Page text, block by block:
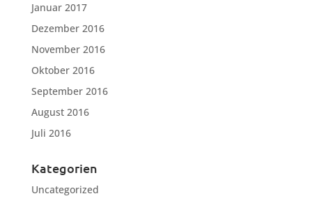
Januar 2017
Dezember 2016
November 2016
Oktober 2016
September 2016
August 2016
Juli 2016
Kategorien
Uncategorized